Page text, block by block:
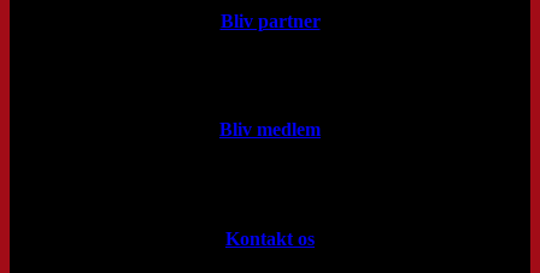
Bliv partner
Bliv medlem
Kontakt os